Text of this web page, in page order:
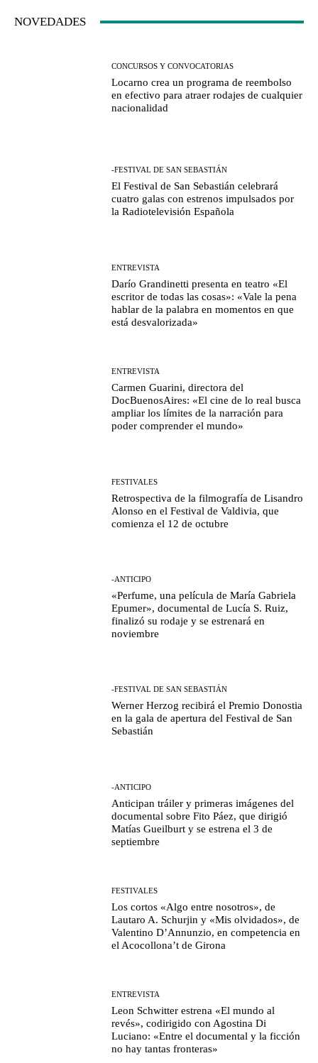
NOVEDADES
CONCURSOS Y CONVOCATORIAS
Locarno crea un programa de reembolso
en efectivo para atraer rodajes de cualquier
nacionalidad
-FESTIVAL DE SAN SEBASTIÁN
El Festival de San Sebastián celebrará
cuatro galas con estrenos impulsados por
la Radiotelevisión Española
ENTREVISTA
Darío Grandinetti presenta en teatro «El
escritor de todas las cosas»: «Vale la pena
hablar de la palabra en momentos en que
está desvalorizada»
ENTREVISTA
Carmen Guarini, directora del
DocBuenosAires: «El cine de lo real busca
ampliar los límites de la narración para
poder comprender el mundo»
FESTIVALES
Retrospectiva de la filmografía de Lisandro
Alonso en el Festival de Valdivia, que
comienza el 12 de octubre
-ANTICIPO
«Perfume, una película de María Gabriela
Epumer», documental de Lucía S. Ruiz,
finalizó su rodaje y se estrenará en
noviembre
-FESTIVAL DE SAN SEBASTIÁN
Werner Herzog recibirá el Premio Donostia
en la gala de apertura del Festival de San
Sebastián
-ANTICIPO
Anticipan tráiler y primeras imágenes del
documental sobre Fito Páez, que dirigió
Matías Gueilburt y se estrena el 3 de
septiembre
FESTIVALES
Los cortos «Algo entre nosotros», de
Lautaro A. Schurjin y «Mis olvidados», de
Valentino D’Annunzio, en competencia en
el Acocollona’t de Girona
ENTREVISTA
Leon Schwitter estrena «El mundo al
revés», codirigido con Agostina Di
Luciano: «Entre el documental y la ficción
no hay tantas fronteras»